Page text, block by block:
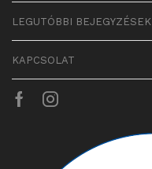
LEGUTÓBBI BEJEGYZÉSEK
KAPCSOLAT
FacebookInstagram